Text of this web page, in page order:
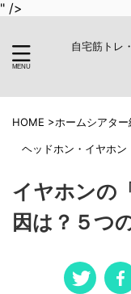
" />
自宅筋トレ
HOME >ホームシアタ
ヘッドホン・イヤホン
イヤホンの
因は？５つ